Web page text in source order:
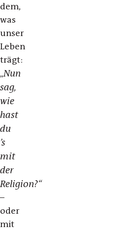
dem,
was
unser
Leben
trägt:
„Nun
sag,
wie
hast
du
’s
mit
der
Religion?“
–
oder
mit